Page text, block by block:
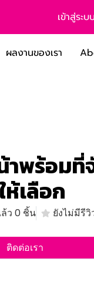
เข้าสู่ระบ
ผลงานของเรา
าพร้อมที่
เลือก
ว 0 ชิ้น ยังไม่มีรีวิ
ติดต่อเรา